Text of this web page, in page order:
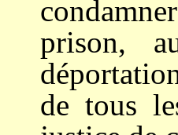
prison,
de tous